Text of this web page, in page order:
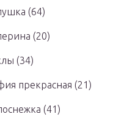
(64)
(20)
(34)
прекрасная (21)
(41)